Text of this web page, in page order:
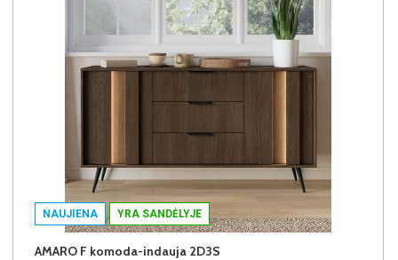
NAUJIENA YRA SANDĖLYJE
AMARO F komoda-indauja 2D3S